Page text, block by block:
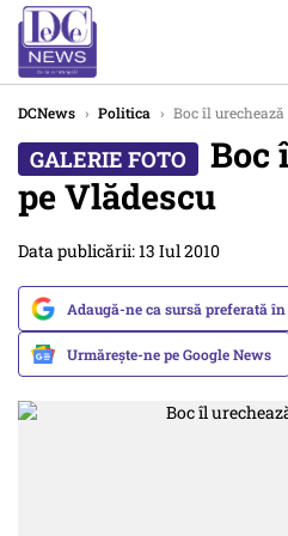
DCNews › Politica › Boc îl
Boc
pe Vlădescu
Data publicării: 13 Iul 2010
Adaugă-ne ca sursă preferată în
Urmărește-ne pe Google News